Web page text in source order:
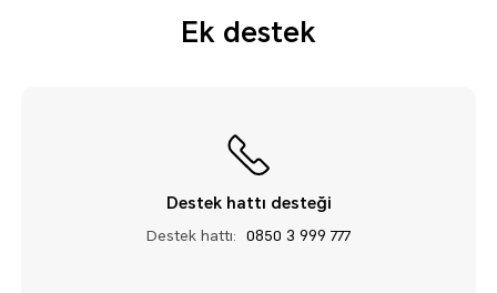
Ek destek
Destek hattı desteği
Destek hattı: 0850 3 999 777